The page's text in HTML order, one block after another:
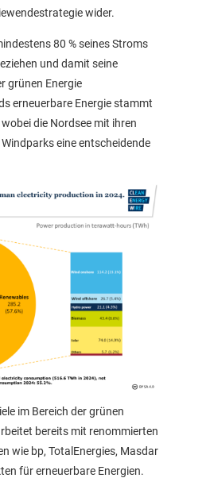
wider.
80 % seines Stroms
und damit seine
grünen Energie
erneuerbare Energie stammt
die Nordsee mit ihren
eine entscheidende
im Bereich der grünen
bereits mit renommierten
wie bp, TotalEnergies, Masdar
für erneuerbare Energien.